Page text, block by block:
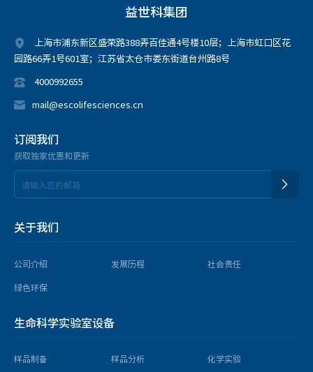
益世科集团
上海市浦东新区盛荣路388弄百佳通4号楼10层；上海市虹口区花
园路66弄1号601室；江苏省太仓市娄东街道台州路8号
4000992655
mail@escolifesciences.cn
订阅我们
获取独家优惠和更新
关于我们
公司介绍 发展历程
社会责任
绿色环保
生命科学实验室设备
样品制备 样品分析
化学实验